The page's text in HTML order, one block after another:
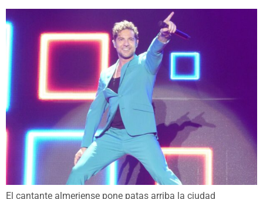
El cantante almeriense pone patas arriba la ciudad